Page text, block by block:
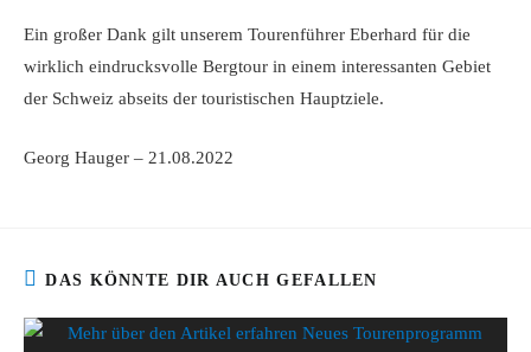
Ein großer Dank gilt unserem Tourenführer Eberhard für die
wirklich eindrucksvolle Bergtour in einem interessanten Gebiet
der Schweiz abseits der touristischen Hauptziele.
Georg Hauger – 21.08.2022
DAS KÖNNTE DIR AUCH GEFALLEN